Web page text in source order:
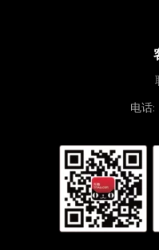
电话